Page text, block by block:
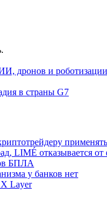
дронов и роботизации
в страны G7
LIMÉ отказывается
БПЛА
у банков нет
Layer